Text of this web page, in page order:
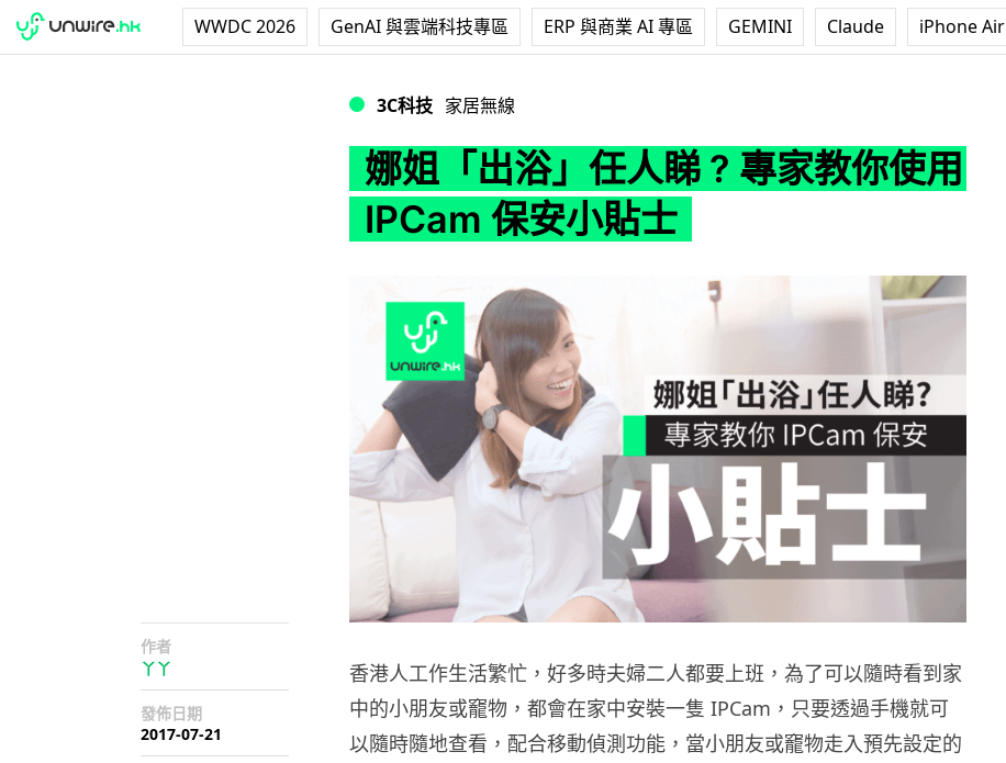
WWDC 2026 GenAI 與雲端科技專區 ERP 與商業 AI 專區 GEMINI Claude iPhone Air
3C科技 家居無線
娜姐「出浴」任人睇 ? 專家教你使用
IPCam 保安小貼士
作者
丫丫
發佈日期
2017-07-21
香港人工作生活繁忙，好多時夫婦二人都要上班，為了可以隨時看到家
中的小朋友或竉物，都會在家中安裝一隻 IPCam，只要透過手機就可
以隨時隨地查看，配合移動偵測功能，當小朋友或竉物走入預先設定的